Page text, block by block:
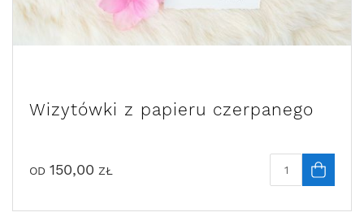
Brązowa koperta na zdjęcia